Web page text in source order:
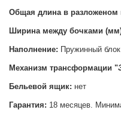
Общая длина в разложеном
Ширина между бочками
Наполнение: Пружинный блок
Механизм трансформации "
Бельевой ящик: нет
Гарантия: 18 месяцев.